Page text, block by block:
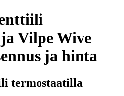
Vilpe Wive
ja hinta
termostaatilla